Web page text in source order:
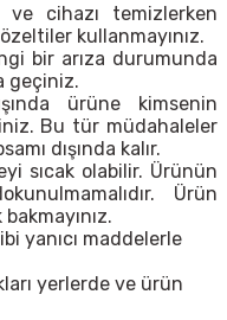
cihazı temizlerken
kullanmayınız.
bir arıza durumunda
geçiniz.
ürüne kimsenin
Bu tür müdahaleler
dışında kalır.
sıcak olabilir. Ürünün
Ürün
yanıcı maddelerle
yerlerde ve ürün